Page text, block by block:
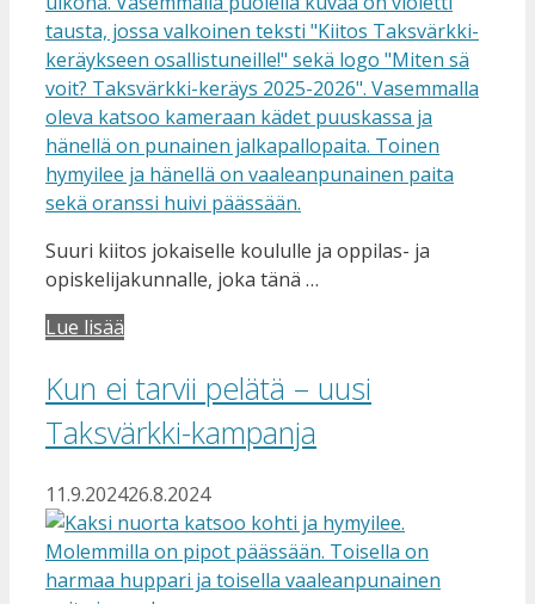
Suuri kiitos jokaiselle koululle ja oppilas- ja
opiskelijakunnalle, joka tänä …
Lue lisää
Kun ei tarvii pelätä – uusi
Taksvärkki-kampanja
11.9.202426.8.2024